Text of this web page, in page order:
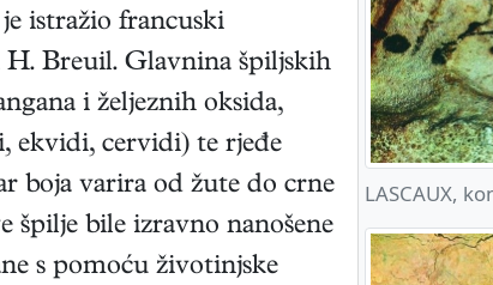
LASCAUX,
istražio francuski
H. Breuil. Glavnina špiljskih
i željeznih oksida,
ekvidi, cervidi) te rjeđe
boja varira od žute do crne
špilje bile izravno nanošene
s pomoću životinjske